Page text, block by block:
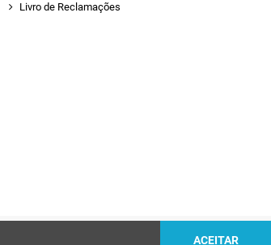
Livro de Reclamações
ACEITAR